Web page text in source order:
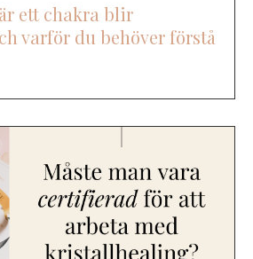
ett chakra blir
varför du behöver förstå